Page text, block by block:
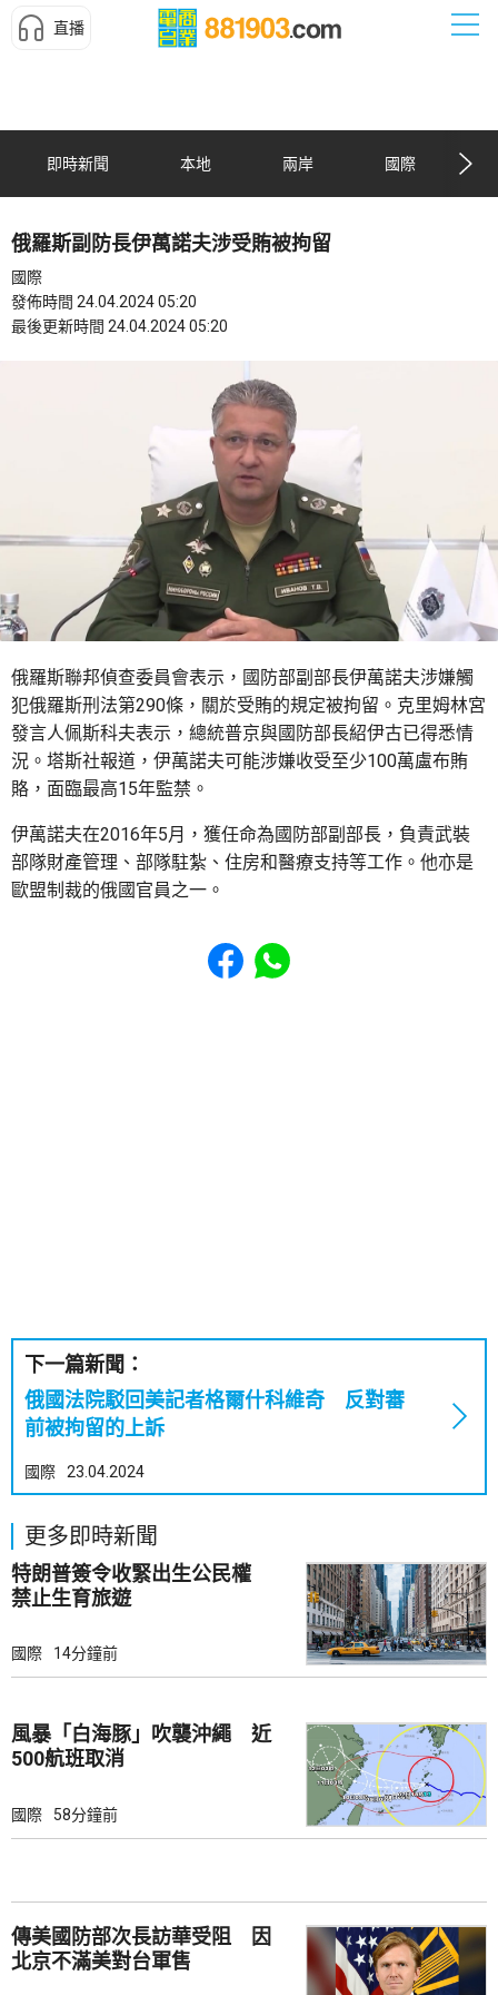
直播
即時新聞 本地 兩岸 國際
俄羅斯副防長伊萬諾夫涉受賄被拘留
國際
發佈時間 24.04.2024 05:20
最後更新時間 24.04.2024 05:20
俄羅斯聯邦偵查委員會表示，國防部副部長伊萬諾夫涉嫌觸
犯俄羅斯刑法第290條，關於受賄的規定被拘留。克里姆林宮
發言人佩斯科夫表示，總統普京與國防部長紹伊古已得悉情
況。塔斯社報道，伊萬諾夫可能涉嫌收受至少100萬盧布賄
賂，面臨最高15年監禁。
伊萬諾夫在2016年5月，獲任命為國防部副部長，負責武裝
部隊財產管理、部隊駐紮、住房和醫療支持等工作。他亦是
歐盟制裁的俄國官員之一。
Share to Facebook
Share to WhatsApp
下一篇新聞：
俄國法院駁回美記者格爾什科維奇 反對審
前被拘留的上訴
國際 23.04.2024
更多即時新聞
特朗普簽令收緊出生公民權
禁止生育旅遊
國際 14分鐘前
風暴「白海豚」吹襲沖繩 近
500航班取消
國際 58分鐘前
傳美國防部次長訪華受阻 因
北京不滿美對台軍售